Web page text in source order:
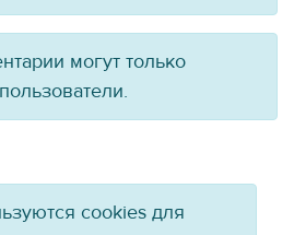
могут только
cookies для